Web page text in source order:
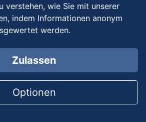
verstehen, wie Sie mit unserer
indem Informationen anonym
werden.
Zulassen
Optionen